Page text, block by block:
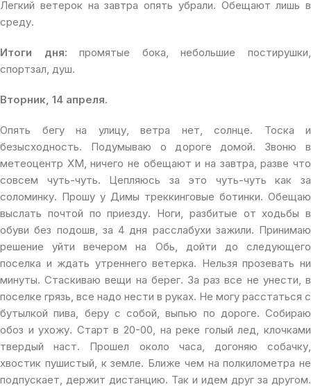
Легкий ветерок на завтра опять убрали. Обещают лишь в
среду.
Итоги дня: промятые бока, небольшие постирушки,
спортзал, душ.
Вторник, 14 апреля.
Опять бегу на улицу, ветра нет, солнце. Тоска и
безысходность. Подумываю о дороге домой. Звоню в
метеоцентр ХМ, ничего не обещают и на завтра, разве что
совсем чуть-чуть. Цепляюсь за это чуть-чуть как за
соломинку. Прошу у Димы треккинговые ботинки. Обещаю
выслать почтой по приезду. Ноги, разбитые от ходьбы в
обуви без подошв, за 4 дня расслабухи зажили. Принимаю
решение уйти вечером на Обь, дойти до следующего
поселка и ждать утреннего ветерка. Нельзя прозевать ни
минуты. Стаскиваю вещи на берег. За раз все не унести, в
поселке грязь, все надо нести в руках. Не могу расстаться с
бутылкой пива, беру с собой, выпью по дороге. Собираю
обоз и ухожу. Старт в 20-00, на реке голый лед, клочками
твердый наст. Прошел около часа, догоняю собачку,
хвостик пушистый, к земле. Ближе чем на полкилометра не
подпускает, держит дистанцию. Так и идем друг за другом.